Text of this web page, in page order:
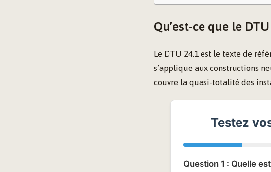
Qu’est-ce que le
Le DTU 24.1 est le texte de
s’applique aux constructions
couvre la quasi-totalité des
Testez
Question 1 : Quelle